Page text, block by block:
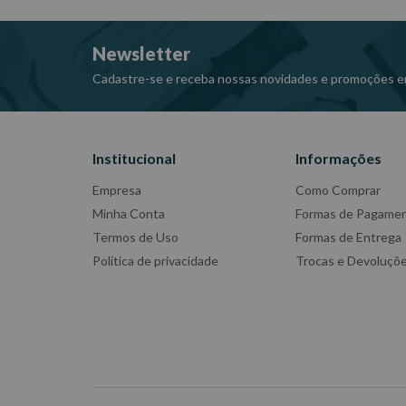
Newsletter
Cadastre-se e receba nossas novidades e promoções
Institucional
Empresa
Minha Conta
Termos de Uso
Política de privacidade
Informações
Como Comprar
Formas de
Formas de Entrega
Trocas e